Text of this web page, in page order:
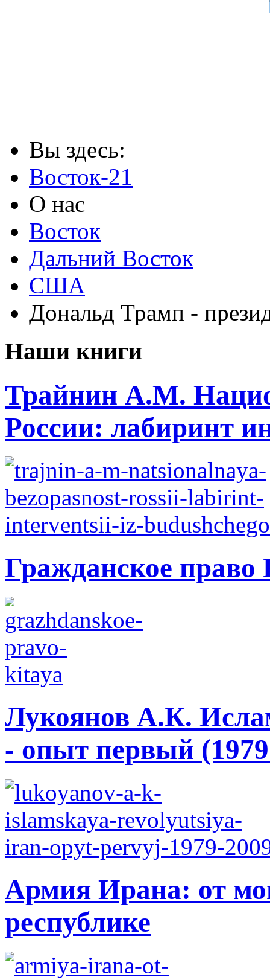
Вы здесь:
Восток-21
О нас
Восток
Дальний Восток
США
Дональд Трамп -
Наши книги
Трайнин А.М.
России: лабиринт
Гражданское право
Лукоянов А.К.
- опыт первый
Армия Ирана: от
республике